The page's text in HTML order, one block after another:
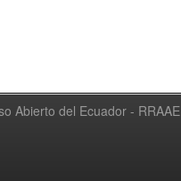
Abierto del Ecuador - RRAAE